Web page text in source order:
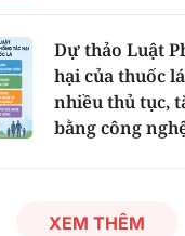
Dự thảo Luật
hại của thuốc
nhiều thủ tục,
bằng công
XEM THÊM